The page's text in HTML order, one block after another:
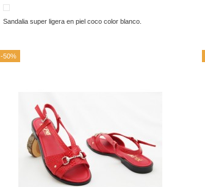
Blanco
Sandalia super ligera en piel coco color blanco.
-50%